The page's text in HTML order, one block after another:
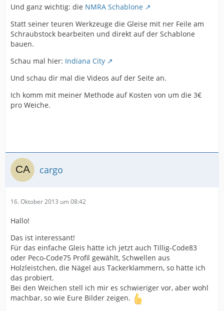
Und ganz wichtig: die NMRA Schablone
Statt seiner teuren Werkzeuge die Gleise mit ner Feile am
Schraubstock bearbeiten und direkt auf der Schablone
bauen.
Schau mal hier: Indiana City
Und schau dir mal die Videos auf der Seite an.
Ich komm mit meiner Methode auf Kosten von um die 3€
pro Weiche.
cargo
16. Oktober 2013 um 08:42
Hallo!
Das ist interessant!
Für das einfache Gleis hätte ich jetzt auch Tillig-Code83
oder Peco-Code75 Profil gewählt, Schwellen aus
Holzleistchen, die Nägel aus Tackerklammern, so hätte ich
das probiert.
Bei den Weichen stell ich mir es schwieriger vor, aber wohl
machbar, so wie Eure Bilder zeigen.